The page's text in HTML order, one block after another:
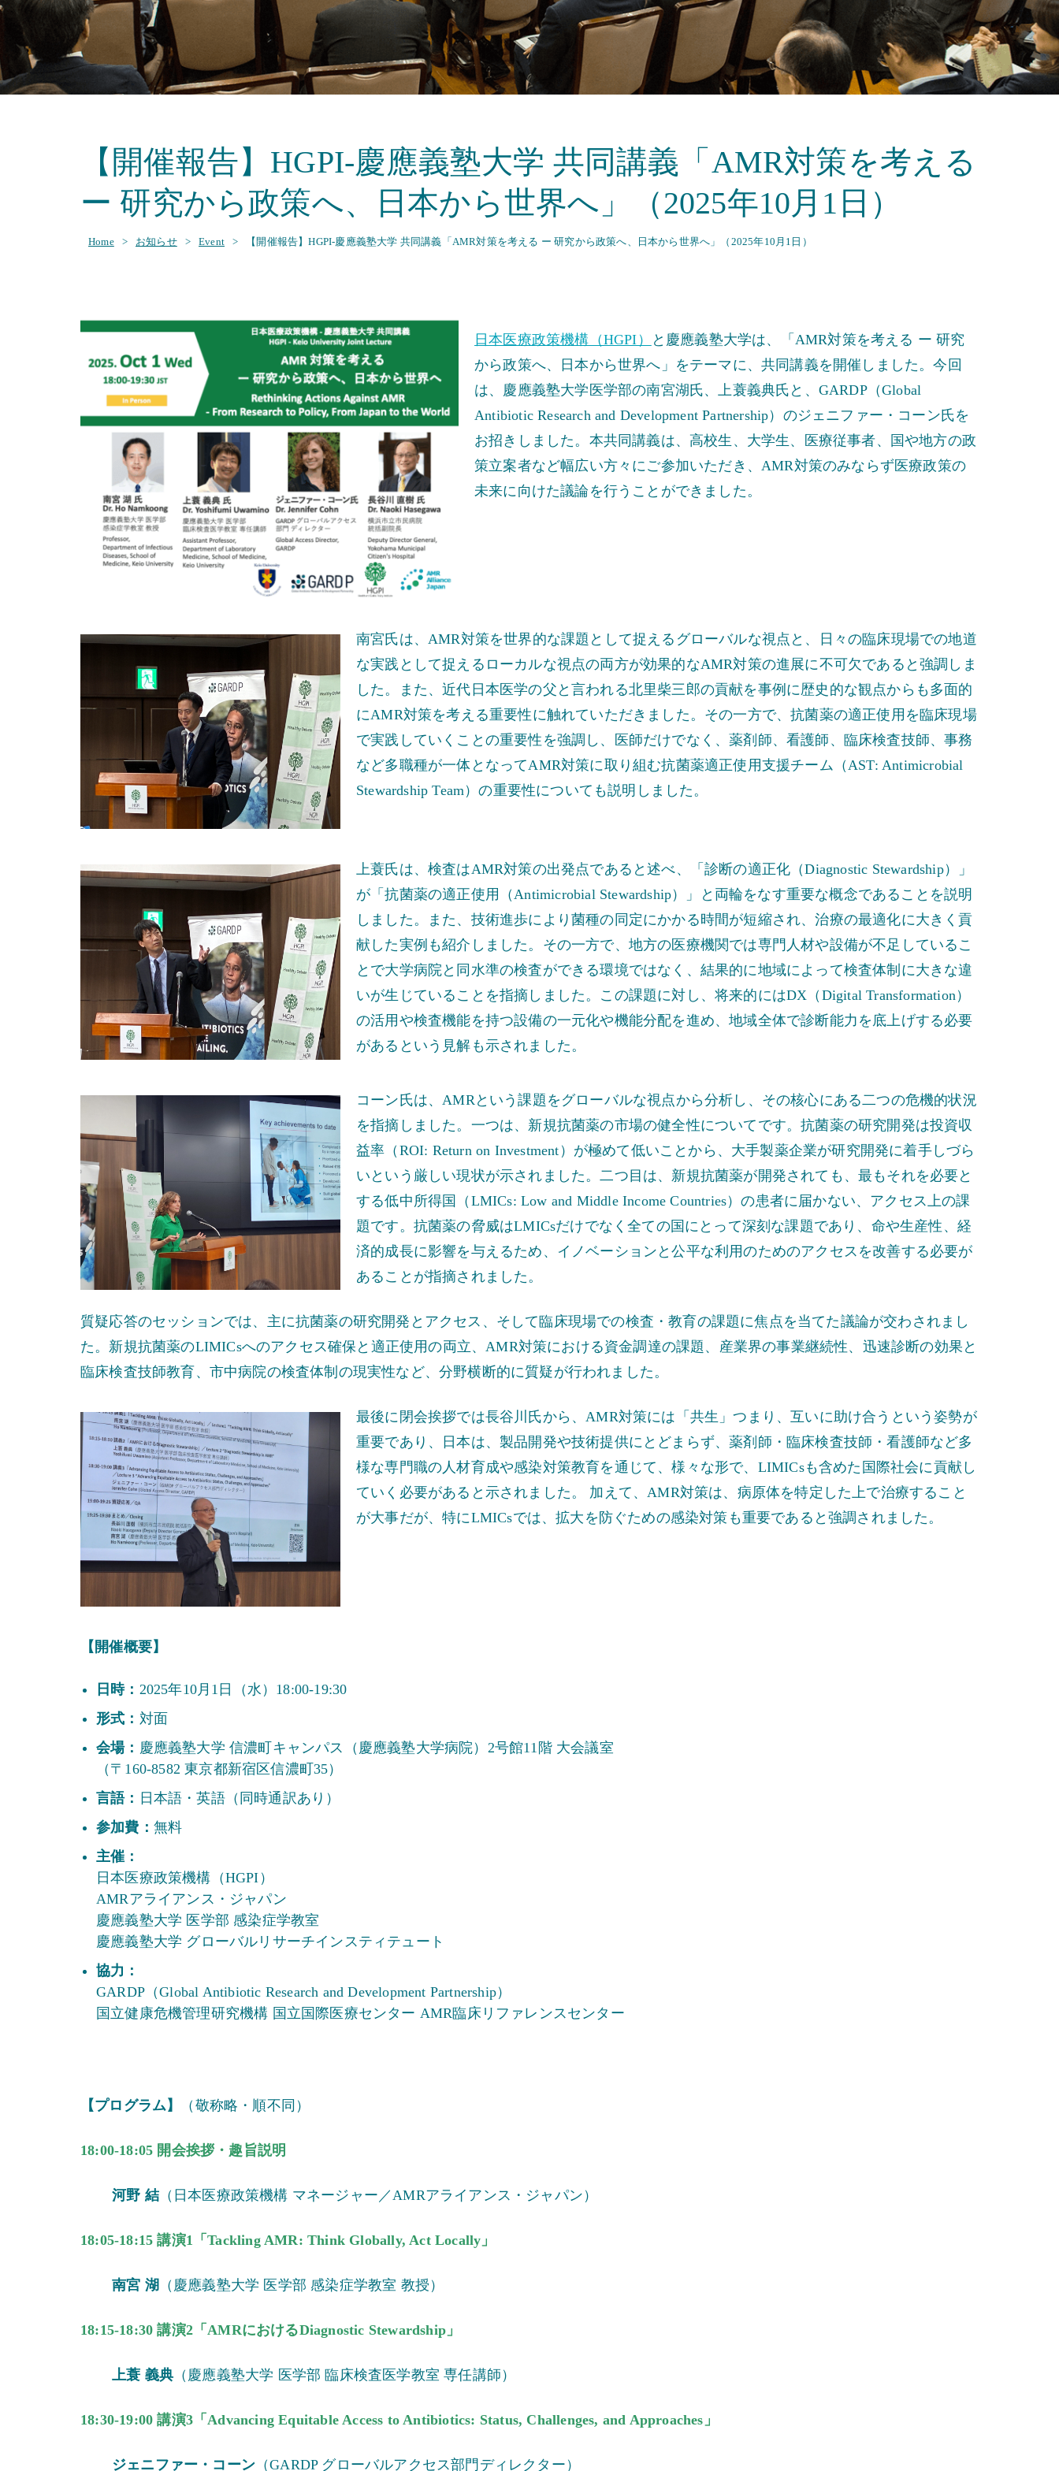
【開催報告】HGPI-慶應義塾大学 共同講義「AMR対策を考える
ー 研究から政策へ、日本から世界へ」（2025年10月1日）
Home > お知らせ > Event > 【開催報告】HGPI-慶應義塾大学 共同講義「AMR対策を考える ー 研究から政策へ、日本から世界へ」（2025年10月1日）
日本医療政策機構（HGPI）
と慶應義塾大学は、「AMR対策を考える ー 研究
から政策へ、日本から世界へ」をテーマに、共同講義を開催しました。今回
は、慶應義塾大学医学部の南宮湖氏、上蓑義典氏と、GARDP（Global
Antibiotic Research and Development Partnership）のジェニファー・コーン氏を
お招きしました。本共同講義は、高校生、大学生、医療従事者、国や地方の政
策立案者など幅広い方々にご参加いただき、AMR対策のみならず医療政策の
未来に向けた議論を行うことができました。
南宮氏は、AMR対策を世界的な課題として捉えるグローバルな視点と、日々の臨床現場での地道
な実践として捉えるローカルな視点の両方が効果的なAMR対策の進展に不可欠であると強調しま
した。また、近代日本医学の父と言われる北里柴三郎の貢献を事例に歴史的な観点からも多面的
にAMR対策を考える重要性に触れていただきました。その一方で、抗菌薬の適正使用を臨床現場
で実践していくことの重要性を強調し、医師だけでなく、薬剤師、看護師、臨床検査技師、事務
など多職種が一体となってAMR対策に取り組む抗菌薬適正使用支援チーム（AST: Antimicrobial
Stewardship Team）の重要性についても説明しました。
上蓑氏は、検査はAMR対策の出発点であると述べ、「診断の適正化（Diagnostic Stewardship）」
が「抗菌薬の適正使用（Antimicrobial Stewardship）」と両輪をなす重要な概念であることを説明
しました。また、技術進歩により菌種の同定にかかる時間が短縮され、治療の最適化に大きく貢
献した実例も紹介しました。その一方で、地方の医療機関では専門人材や設備が不足しているこ
とで大学病院と同水準の検査ができる環境ではなく、結果的に地域によって検査体制に大きな違
いが生じていることを指摘しました。この課題に対し、将来的にはDX（Digital Transformation）
の活用や検査機能を持つ設備の一元化や機能分配を進め、地域全体で診断能力を底上げする必要
があるという見解も示されました。
コーン氏は、AMRという課題をグローバルな視点から分析し、その核心にある二つの危機的状況
を指摘しました。一つは、新規抗菌薬の市場の健全性についてです。抗菌薬の研究開発は投資収
益率（ROI: Return on Investment）が極めて低いことから、大手製薬企業が研究開発に着手しづら
いという厳しい現状が示されました。二つ目は、新規抗菌薬が開発されても、最もそれを必要と
する低中所得国（LMICs: Low and Middle Income Countries）の患者に届かない、アクセス上の課
題です。抗菌薬の脅威はLMICsだけでなく全ての国にとって深刻な課題であり、命や生産性、経
済的成長に影響を与えるため、イノベーションと公平な利用のためのアクセスを改善する必要が
あることが指摘されました。
質疑応答のセッションでは、主に抗菌薬の研究開発とアクセス、そして臨床現場での検査・教育の課題に焦点を当てた議論が交わされまし
た。新規抗菌薬のLIMICsへのアクセス確保と適正使用の両立、AMR対策における資金調達の課題、産業界の事業継続性、迅速診断の効果と
臨床検査技師教育、市中病院の検査体制の現実性など、分野横断的に質疑が行われました。
最後に閉会挨拶では長谷川氏から、AMR対策には「共生」つまり、互いに助け合うという姿勢が
重要であり、日本は、製品開発や技術提供にとどまらず、薬剤師・臨床検査技師・看護師など多
様な専門職の人材育成や感染対策教育を通じて、様々な形で、LIMICsも含めた国際社会に貢献し
ていく必要があると示されました。 加えて、AMR対策は、病原体を特定した上で治療すること
が大事だが、特にLMICsでは、拡大を防ぐための感染対策も重要であると強調されました。
【開催概要】
日時： 2025年10月1日（水）18:00-19:30
形式： 対面
会場： 慶應義塾大学 信濃町キャンパス（慶應義塾大学病院）2号館11階 大会議室
（〒160-8582 東京都新宿区信濃町35）
言語： 日本語・英語（同時通訳あり）
参加費： 無料
主催：
日本医療政策機構（HGPI）
AMRアライアンス・ジャパン
慶應義塾大学 医学部 感染症学教室
慶應義塾大学 グローバルリサーチインスティテュート
協力：
GARDP（Global Antibiotic Research and Development Partnership）
国⽴健康危機管理研究機構 国⽴国際医療センター AMR臨床リファレンスセンター
【プログラム】 （敬称略・順不同）
18:00-18:05 開会挨拶・趣旨説明
河野 結（日本医療政策機構 マネージャー／AMRアライアンス・ジャパン）
18:05-18:15 講演1「Tackling AMR: Think Globally, Act Locally」
南宮 湖 （慶應義塾大学 医学部 感染症学教室 教授）
18:15-18:30 講演2「AMRにおけるDiagnostic Stewardship」
上蓑 義典 （慶應義塾大学 医学部 臨床検査医学教室 専任講師）
18:30-19:00 講演3「Advancing Equitable Access to Antibiotics: Status, Challenges, and Approaches」
ジェニファー・コーン （GARDP グローバルアクセス部門ディレクター）